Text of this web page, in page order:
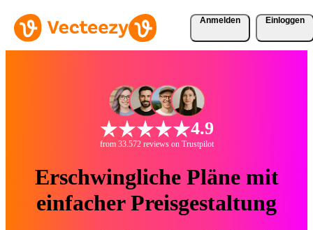
Anmelden Einloggen
4.9
from 33.572 reviews on Trustpilot
Erschwingliche Pläne mit
einfacher Preisgestaltung